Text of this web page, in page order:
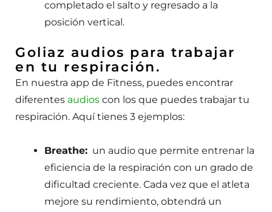
completado el salto y regresado a la
posición vertical.
Goliaz audios para trabajar
en tu respiración.
En nuestra app de Fitness, puedes encontrar
diferentes audios con los que puedes trabajar tu
respiración. Aquí tienes 3 ejemplos:
Breathe: un audio que permite entrenar la
eficiencia de la respiración con un grado de
dificultad creciente. Cada vez que el atleta
mejore su rendimiento, obtendrá un